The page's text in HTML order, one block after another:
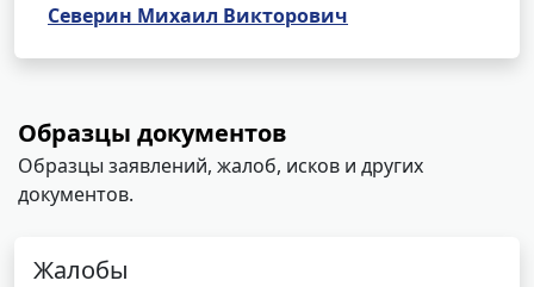
Северин Михаил Викторович
Образцы документов
Образцы заявлений, жалоб, исков и других
документов.
Жалобы